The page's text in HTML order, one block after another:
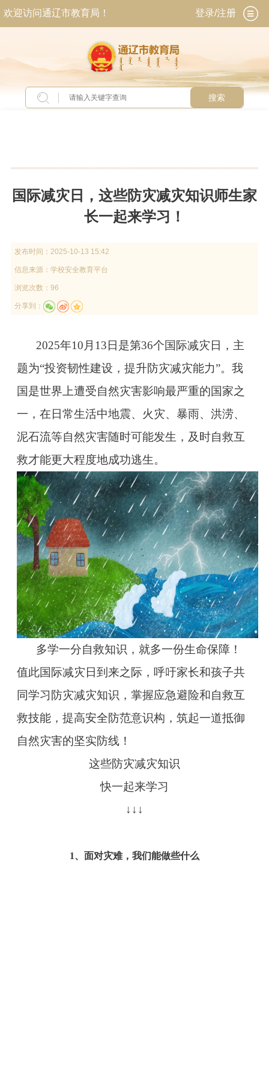
欢迎访问通辽市教育局！ 登录/注册
搜索
国际减灾日，这些防灾减灾知识师生家
长一起来学习！
发布时间： 2025-10-13 15:42
信息来源： 学校安全教育平台
浏览次数：96
分享到：
2025年10月13日是第36个国际减灾日，主
题为“投资韧性建设，提升防灾减灾能力”。我
国是世界上遭受自然灾害影响最严重的国家之
一，在日常生活中地震、火灾、暴雨、洪涝、
泥石流等自然灾害随时可能发生，及时自救互
救才能更大程度地成功逃生。
多学一分自救知识，就多一份生命保障！
值此国际减灾日到来之际，呼吁家长和孩子共
同学习防灾减灾知识，掌握应急避险和自救互
救技能，提高安全防范意识构，筑起一道抵御
自然灾害的坚实防线！
这些防灾减灾知识
快一起来学习
↓↓↓
1、面对灾难，我们能做些什么